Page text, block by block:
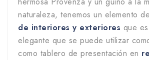
naturaleza, tenemos un elemento de
de interiores y exteriores que
elegante que se puede utilizar
como tablero de presentación en